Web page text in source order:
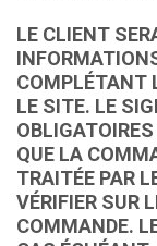
LE CLIENT
COMPLÉTANT
LE SITE. LE
QUE LA
TRAITÉE PAR
VÉRIFIER SUR
COMMANDE.